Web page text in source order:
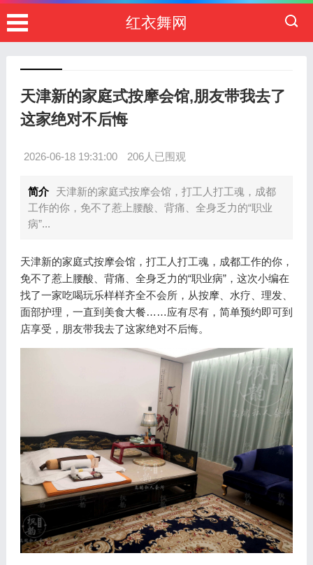
红衣舞网
天津新的家庭式按摩会馆,朋友带我去了
这家绝对不后悔
2026-06-18 19:31:00 206人已围观
简介
天津新的家庭式按摩会馆，打工人打工魂，成都
工作的你，免不了惹上腰酸、背痛、全身乏力的“职业
病”...
天津新的家庭式按摩会馆，打工人打工魂，成都工作的你，
免不了惹上腰酸、背痛、全身乏力的“职业病”，这次小编在
找了一家吃喝玩乐样样齐全不会所，从按摩、水疗、理发、
面部护理，一直到美食大餐……应有尽有，简单预约即可到
店享受，朋友带我去了这家绝对不后悔。